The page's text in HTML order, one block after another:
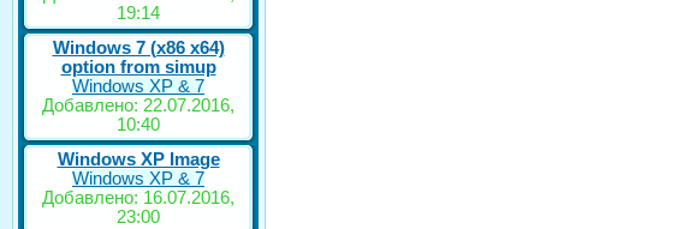
19:14
Windows 7 (x86 x64)
option from simup
Windows XP & 7
Добавлено: 22.07.2016,
10:40
Windows XP Image
Windows XP & 7
Добавлено: 16.07.2016,
23:00